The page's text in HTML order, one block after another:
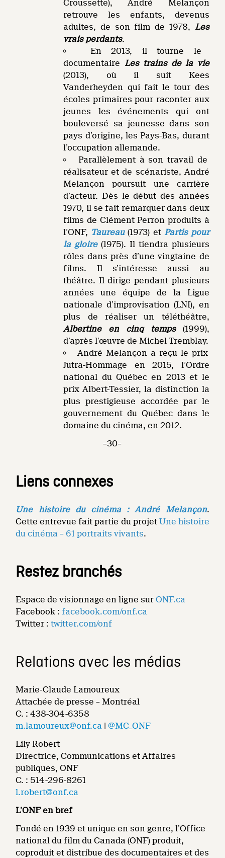
Croussette), André Melançon
retrouve les enfants, devenus
adultes, de son film de 1978, Les
vrais perdants.
En 2013, il tourne le
documentaire Les trains de la vie
(2013), où il suit Kees
Vanderheyden qui fait le tour des
écoles primaires pour raconter aux
jeunes les événements qui ont
bouleversé sa jeunesse dans son
pays d’origine, les Pays-Bas, durant
l’occupation allemande.
Parallèlement à son travail de
réalisateur et de scénariste, André
Melançon poursuit une carrière
d’acteur. Dès le début des années
1970, il se fait remarquer dans deux
films de Clément Perron produits à
l’ONF, Taureau(1973) et Partis pour
la gloire(1975). Il tiendra plusieurs
rôles dans près d’une vingtaine de
films. Il s’intéresse aussi au
théâtre. Il dirige pendant plusieurs
années une équipe de la Ligue
nationale d’improvisation (LNI), en
plus de réaliser un téléthéâtre,
Albertine en cinq temps(1999),
d’après l’œuvre de Michel Tremblay.
André Melançon a reçu le prix
Jutra-Hommage en 2015, l’Ordre
national du Québec en 2013 et le
prix Albert-Tessier, la distinction la
plus prestigieuse accordée par le
gouvernement du Québec dans le
domaine du cinéma, en 2012.
–30–
Liens connexes
Une histoire du cinéma : André Melançon.
Cette entrevue fait partie du projet Une histoire
du cinéma – 61 portraits vivants.
Restez branchés
Espace de visionnage en ligne surONF.ca
Facebook : facebook.com/onf.ca
Twitter :twitter.com/onf
Relations avec les médias
Marie-Claude Lamoureux
Attachée de presse – Montréal
C. : 438-304-6358
m.lamoureux@onf.ca |@MC_ONF
Lily Robert
Directrice, Communications et Affaires
publiques, ONF
C. : 514-296-8261
l.robert@onf.ca
L’ONF en bref
Fondé en 1939 et unique en son genre, l’Office
national du film du Canada (ONF) produit,
coproduit et distribue des documentaires et des